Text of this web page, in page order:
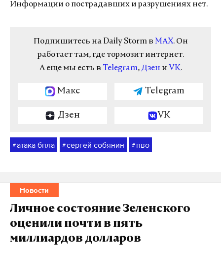
Информации о пострадавших и разрушениях нет.
Подпишитесь на Daily Storm в MAX. Он
работает там, где тормозит интернет.
А еще мы есть в Telegram, Дзен и VK.
Макс Telegram
Дзен VK
#атака бпла #сергей собянин # пво
Новости
Личное состояние Зеленского
оценили почти в пять
миллиардов долларов